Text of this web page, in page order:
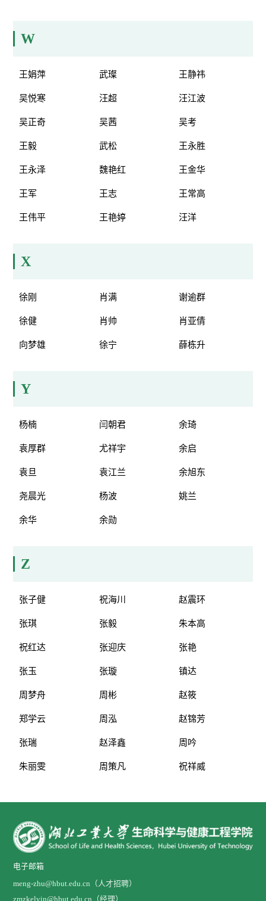
W
王娟萍 武璨 王静祎
吴悦寒 汪超 汪江波
吴正奇 吴茜 吴考
王毅 武松 王永胜
王永泽 魏艳红 王金华
王军 王志 王常高
王伟平 王艳婷 汪洋
X
徐刚 肖满 谢逾群
徐健 肖帅 肖亚倩
向梦雄 徐宁 薛栋升
Y
杨楠 闫朝君 余琦
袁厚群 尤祥宇 余启
袁旦 袁江兰 余旭东
尧晨光 杨波 姚兰
余华 余勋
Z
张子健 祝海川 赵震环
张琪 张毅 朱本高
祝红达 张迎庆 张艳
张玉 张璇 镇达
周梦舟 周彬 赵筱
郑学云 周泓 赵锦芳
张瑞 赵泽鑫 周吟
朱丽雯 周策凡 祝祥威
电子邮箱
meng-zhu@hbut.edu.cn（人才招聘）